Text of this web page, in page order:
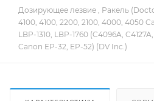
Дозирующее лезвие , Ракель
4100, 4100, 2200, 2100, 4000, 4050
LBP-1310, LBP-1760 (C4096A,
Canon EP-32, EP-52) (DV Inc.)